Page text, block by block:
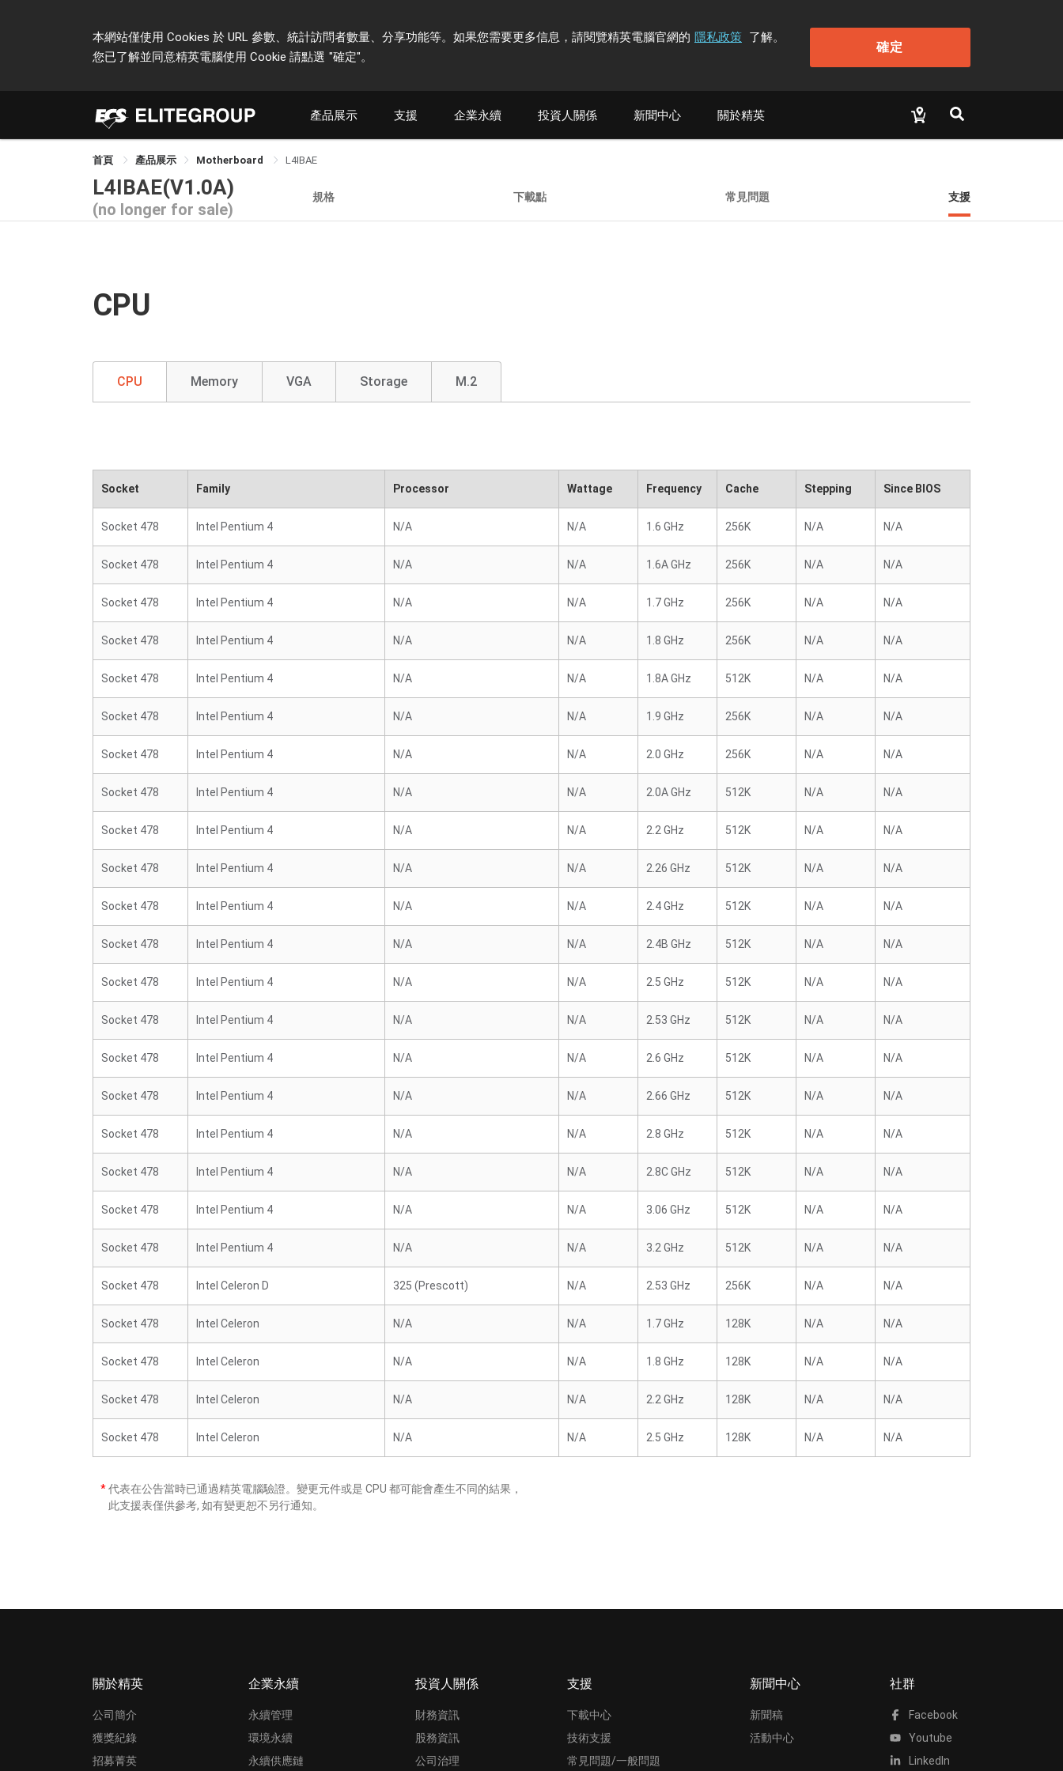
本網站僅使用 Cookies 於 URL 參數、統計訪問者數量、分享功能等。如果您需要更多信息，請閱覽精英電腦官網的 隱私政策 了解。
您已了解並同意精英電腦使用 Cookie 請點選 "確定"。
確定
產品展示 支援 企業永續 投資人關係 新聞中心 關於精英
首頁 產品展示 Motherboard L4IBAE
L4IBAE(V1.0A)
(no longer for sale)
規格 下載點 常見問題 支援
CPU
CPU Memory VGA Storage M.2
Socket Family Processor Wattage Frequency Cache Stepping Since BIOS
Socket 478 Intel Pentium 4 N/A N/A 1.6 GHz 256K N/A N/A
Socket 478 Intel Pentium 4 N/A N/A 1.6A GHz 256K N/A N/A
Socket 478 Intel Pentium 4 N/A N/A 1.7 GHz 256K N/A N/A
Socket 478 Intel Pentium 4 N/A N/A 1.8 GHz 256K N/A N/A
Socket 478 Intel Pentium 4 N/A N/A 1.8A GHz 512K N/A N/A
Socket 478 Intel Pentium 4 N/A N/A 1.9 GHz 256K N/A N/A
Socket 478 Intel Pentium 4 N/A N/A 2.0 GHz 256K N/A N/A
Socket 478 Intel Pentium 4 N/A N/A 2.0A GHz 512K N/A N/A
Socket 478 Intel Pentium 4 N/A N/A 2.2 GHz 512K N/A N/A
Socket 478 Intel Pentium 4 N/A N/A 2.26 GHz 512K N/A N/A
Socket 478 Intel Pentium 4 N/A N/A 2.4 GHz 512K N/A N/A
Socket 478 Intel Pentium 4 N/A N/A 2.4B GHz 512K N/A N/A
Socket 478 Intel Pentium 4 N/A N/A 2.5 GHz 512K N/A N/A
Socket 478 Intel Pentium 4 N/A N/A 2.53 GHz 512K N/A N/A
Socket 478 Intel Pentium 4 N/A N/A 2.6 GHz 512K N/A N/A
Socket 478 Intel Pentium 4 N/A N/A 2.66 GHz 512K N/A N/A
Socket 478 Intel Pentium 4 N/A N/A 2.8 GHz 512K N/A N/A
Socket 478 Intel Pentium 4 N/A N/A 2.8C GHz 512K N/A N/A
Socket 478 Intel Pentium 4 N/A N/A 3.06 GHz 512K N/A N/A
Socket 478 Intel Pentium 4 N/A N/A 3.2 GHz 512K N/A N/A
Socket 478 Intel Celeron D 325 (Prescott) N/A 2.53 GHz 256K N/A N/A
Socket 478 Intel Celeron N/A N/A 1.7 GHz 128K N/A N/A
Socket 478 Intel Celeron N/A N/A 1.8 GHz 128K N/A N/A
Socket 478 Intel Celeron N/A N/A 2.2 GHz 128K N/A N/A
Socket 478 Intel Celeron N/A N/A 2.5 GHz 128K N/A N/A
*代表在公告當時已通過精英電腦驗證。變更元件或是 CPU 都可能會產生不同的結果，
此支援表僅供參考, 如有變更恕不另行通知。
關於精英
公司簡介
獲獎紀錄
招募菁英
企業永續
永續管理
環境永續
永續供應鏈
投資人關係
財務資訊
股務資訊
公司治理
支援
下載中心
技術支援
常見問題/一般問題
新聞中心
新聞稿
活動中心
社群
Facebook
Youtube
LinkedIn